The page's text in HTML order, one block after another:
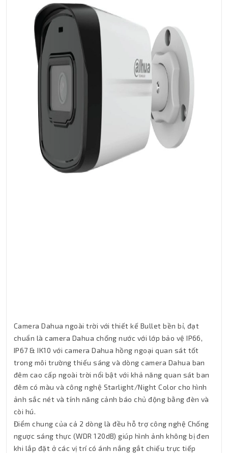
Camera Dahua ngoài trời với thiết kế Bullet bền bỉ, đạt
chuẩn là camera Dahua chống nước với lớp bảo vệ IP66,
IP67 & IK10 với camera Dahua hồng ngoại quan sát tốt
trong môi trường thiếu sáng và dòng camera Dahua ban
đêm cao cấp ngoài trời nổi bật với khả năng quan sát ban
đêm có màu và công nghệ Starlight/Night Color cho hình
ảnh sắc nét và tính năng cảnh báo chủ động bằng đèn và
còi hú.
Điểm chung của cả 2 dòng là đều hỗ trợ công nghệ Chống
ngược sáng thực (WDR 120dB) giúp hình ảnh không bị đen
khi lắp đặt ở các vị trí có ánh nắng gắt chiếu trực tiếp